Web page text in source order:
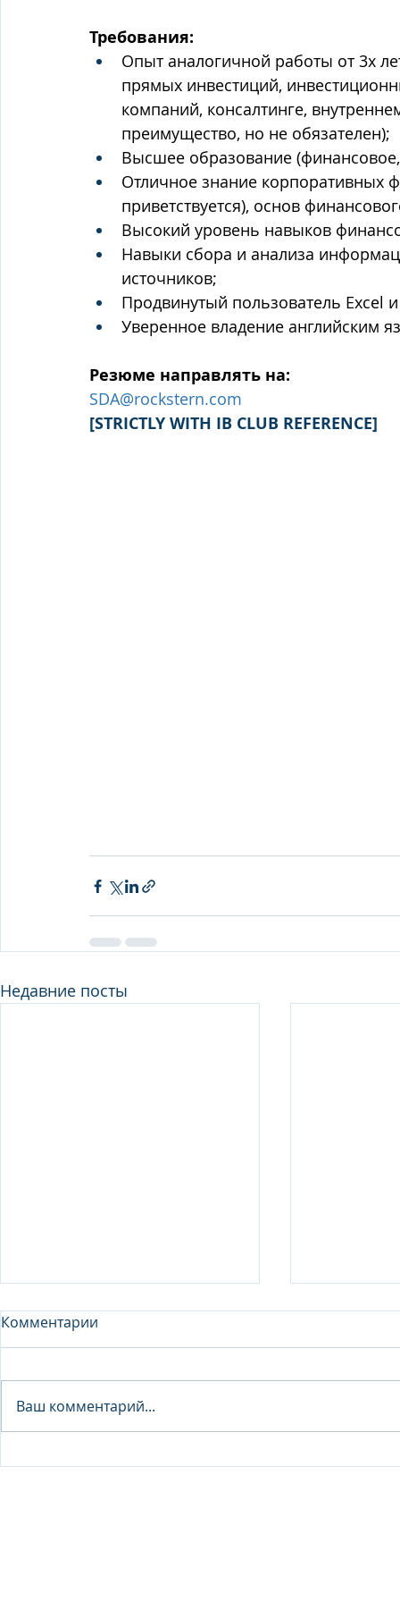
Требования:
Опыт аналогичной работы от 3х
прямых инвестиций,
компаний, консалтинге,
преимущество, но не обязателен);
Высшее образование
Отличное знание корпоративных
приветствуется), основ
Высокий уровень навыков
Навыки сбора и анализа
источников;
Продвинутый пользователь Excel
Уверенное владение английским
Резюме направлять на:
SDA@rockstern.com
[STRICTLY WITH IB CLUB REFERENCE]
Недавние посты
Комментарии
Ваш комментарий...